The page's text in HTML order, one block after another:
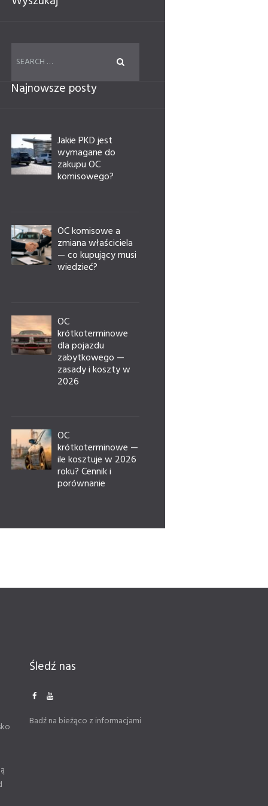
Najnowsze posty
Jakie PKD jest
wymagane do
zakupu OC
komisowego?
OC komisowe a
zmiana właściciela
— co kupujący musi
wiedzieć?
OC
krótkoterminowe
dla pojazdu
zabytkowego —
zasady i koszty w
2026
OC
krótkoterminowe —
ile kosztuje w 2026
roku? Cennik i
porównanie
Śledź nas
Badź na bieżąco z informacjami